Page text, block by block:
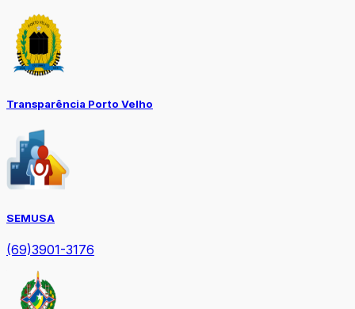
Transparência Porto Velho
SEMUSA
(69)3901-3176